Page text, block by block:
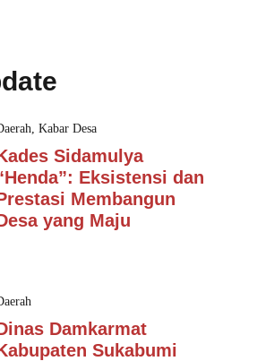
, Kabar Desa
Sidamulya
Eksistensi dan
Membangun
yang Maju
Damkarmat
Sukabumi